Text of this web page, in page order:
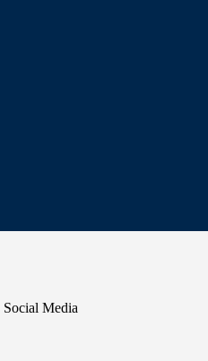
Media